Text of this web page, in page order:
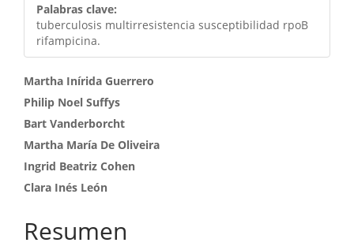
Palabras clave:
tuberculosis multirresistencia susceptibilidad rpoB
rifampicina.
Contenido
principal
del
artículo
Martha Inírida Guerrero
Philip Noel Suffys
Bart Vanderborcht
Martha María De Oliveira
Ingrid Beatriz Cohen
Clara Inés León
Resumen